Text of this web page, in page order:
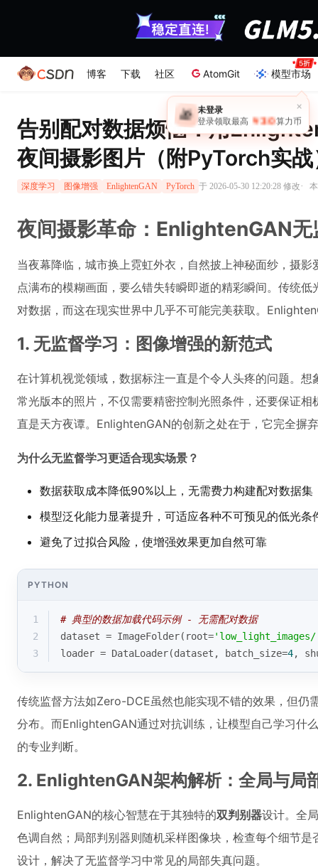
博客 下载 社区 AtomGit 模型市场
×
🎁 未登录
登录领取最高 ￥30 算力币
告别配对数据烦恼：用
夜间摄影图片（附PyTorch实战
深度学习 图像增强 EnlightenGAN PyTorch 于 2026-05-30 12:20:28 修改·
夜间摄影革命：EnlightenGAN无
当夜幕降临，城市换上霓虹外衣，自然披上神秘面纱，摄
点满布的模糊画面，要么错失转瞬即逝的精彩瞬间。传统
对数据，而这在现实世界中几乎不可能完美获取。
1. 无监督学习：图像增强的新范式
在计算机视觉领域，数据标注一直是个令人头疼的问题。
常光版本的照片，不仅需要精密控制光照条件，还要保证
直是天方夜谭。EnlightenGAN的创新之处在于，它完全摒
为什么无监督学习更适合现实场景？
数据获取成本降低90%以上，无需费力构建配对数据集
模型泛化能力显著提升，可适应各种不可预见的低光条
避免了过拟合风险，使增强效果更加自然可靠
PYTHON
1
# 典型的数据加载代码示例 - 无需配对数据
2
dataset = ImageFolder(root=
3
loader = DataLoader(dataset, batch_size=4,
传统监督方法如Zero-DCE虽然也能实现不错的效果，但仍
分布。而EnlightenGAN通过对抗训练，让模型自己学习什
的专业判断。
2. EnlightenGAN架构解析：全局与局
EnlightenGAN的核心智慧在于其独特的双判别器设计。全
色调自然；局部判别器则随机采样图像块，检查每个细节
设计，解决了无监督学习中常见的局部失真问题。